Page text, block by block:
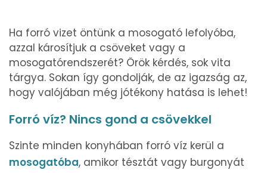
Ha forró vizet öntünk a mosogató lefolyóba,
azzal károsítjuk a csöveket vagy a
mosogatórendszerét? Örök kérdés, sok vita
tárgya. Sokan így gondolják, de az igazság az,
hogy valójában még jótékony hatása is lehet!
Forró víz? Nincs gond a csövekkel
Szinte minden konyhában forró víz kerül a
mosogatóba, amikor tésztát vagy burgonyát